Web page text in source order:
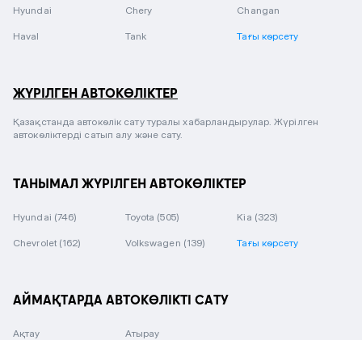
Hyundai Chery Changan
Haval Tank Тағы көрсету
ЖҮРІЛГЕН АВТОКӨЛІКТЕР
Қазақстанда автокөлік сату туралы хабарландырулар. Жүрілген
автокөліктерді сатып алу және сату.
ТАНЫМАЛ ЖҮРІЛГЕН АВТОКӨЛІКТЕР
Hyundai (746) Toyota (505) Kia (323)
Chevrolet (162) Volkswagen (139) Тағы көрсету
АЙМАҚТАРДА АВТОКӨЛІКТІ САТУ
Ақтау Атырау